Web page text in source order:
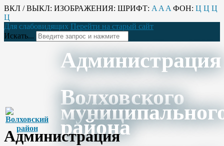
ВКЛ / ВЫКЛ: ИЗОБРАЖЕНИЯ: ШРИФТ: A A A ФОН: Ц Ц Ц
Ц
Для слабовидящих Перейти на старый сайт
Искать...
Администрация
Волховского
района
Администрация